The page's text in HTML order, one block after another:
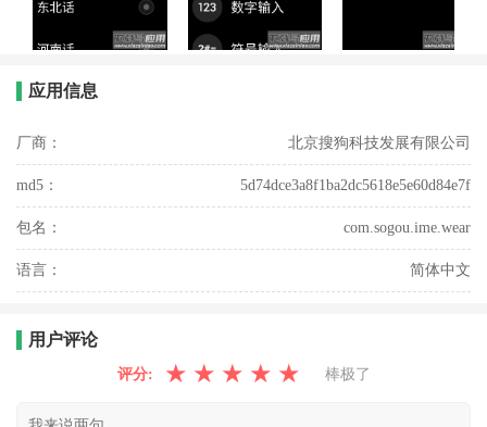
应用信息
厂商： 北京搜狗科技发展有限公司
md5： 5d74dce3a8f1ba2dc5618e5e60d84e7f
包名： com.sogou.ime.wear
语言： 简体中文
用户评论
评分: ★ ★ ★ ★ ★ 棒极了